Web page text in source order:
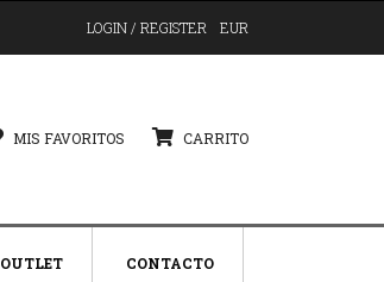
LOGIN / REGISTER EUR
MIS FAVORITOS CARRITO
OUTLET CONTACTO